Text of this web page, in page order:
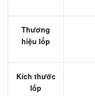
Thương
hiệu lốp
Kích thước
lốp